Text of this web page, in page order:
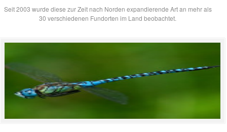
Seit 2003 wurde diese zur Zeit nach Norden expandierende Art an mehr als
30 verschiedenen Fundorten im Land beobachtet.